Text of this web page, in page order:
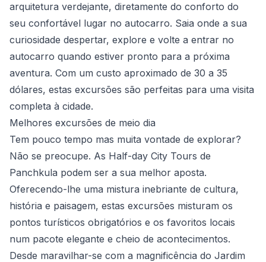
arquitetura verdejante, diretamente do conforto do
seu confortável lugar no autocarro. Saia onde a sua
curiosidade despertar, explore e volte a entrar no
autocarro quando estiver pronto para a próxima
aventura. Com um custo aproximado de 30 a 35
dólares, estas excursões são perfeitas para uma visita
completa à cidade.
Melhores excursões de meio dia
Tem pouco tempo mas muita vontade de explorar?
Não se preocupe. As Half-day City Tours de
Panchkula podem ser a sua melhor aposta.
Oferecendo-lhe uma mistura inebriante de cultura,
história e paisagem, estas excursões misturam os
pontos turísticos obrigatórios e os favoritos locais
num pacote elegante e cheio de acontecimentos.
Desde maravilhar-se com a magnificência do Jardim